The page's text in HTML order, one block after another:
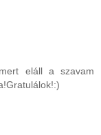
eláll a szavam